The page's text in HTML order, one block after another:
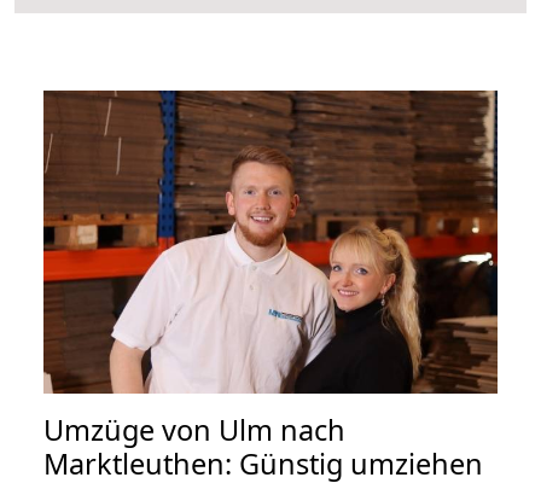
Umzüge von Ulm nach
Marktleuthen: Günstig umziehen